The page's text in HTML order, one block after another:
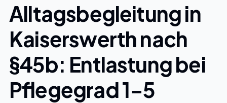
Alltagsbegleitung in
Kaiserswerth nach
§45b: Entlastung bei
Pflegegrad 1–5